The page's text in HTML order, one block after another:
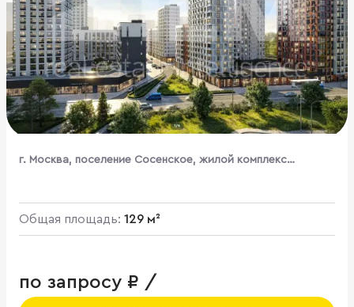
г. Москва, поселение Сосенское, жилой комплекс
Общая площадь: 129 м²
по запросу ₽ /